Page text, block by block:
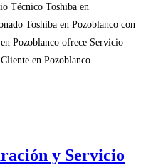
Técnico Toshiba en
Toshiba en Pozoblanco con
Pozoblanco ofrece Servicio
en Pozoblanco.
y Servicio